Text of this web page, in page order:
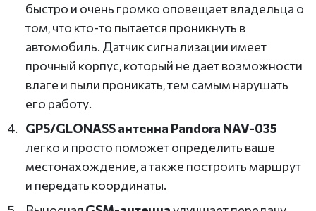
быстро и очень громко оповещает владельца о
том, что кто-то пытается проникнуть в
автомобиль. Датчик сигнализации имеет
прочный корпус, который не дает возможности
влаге и пыли проникать, тем самым нарушать
его работу.
GPS/GLONASS антенна Pandora NAV-035
легко и просто поможет определить ваше
местонахождение, а также построить маршрут
и передать координаты.